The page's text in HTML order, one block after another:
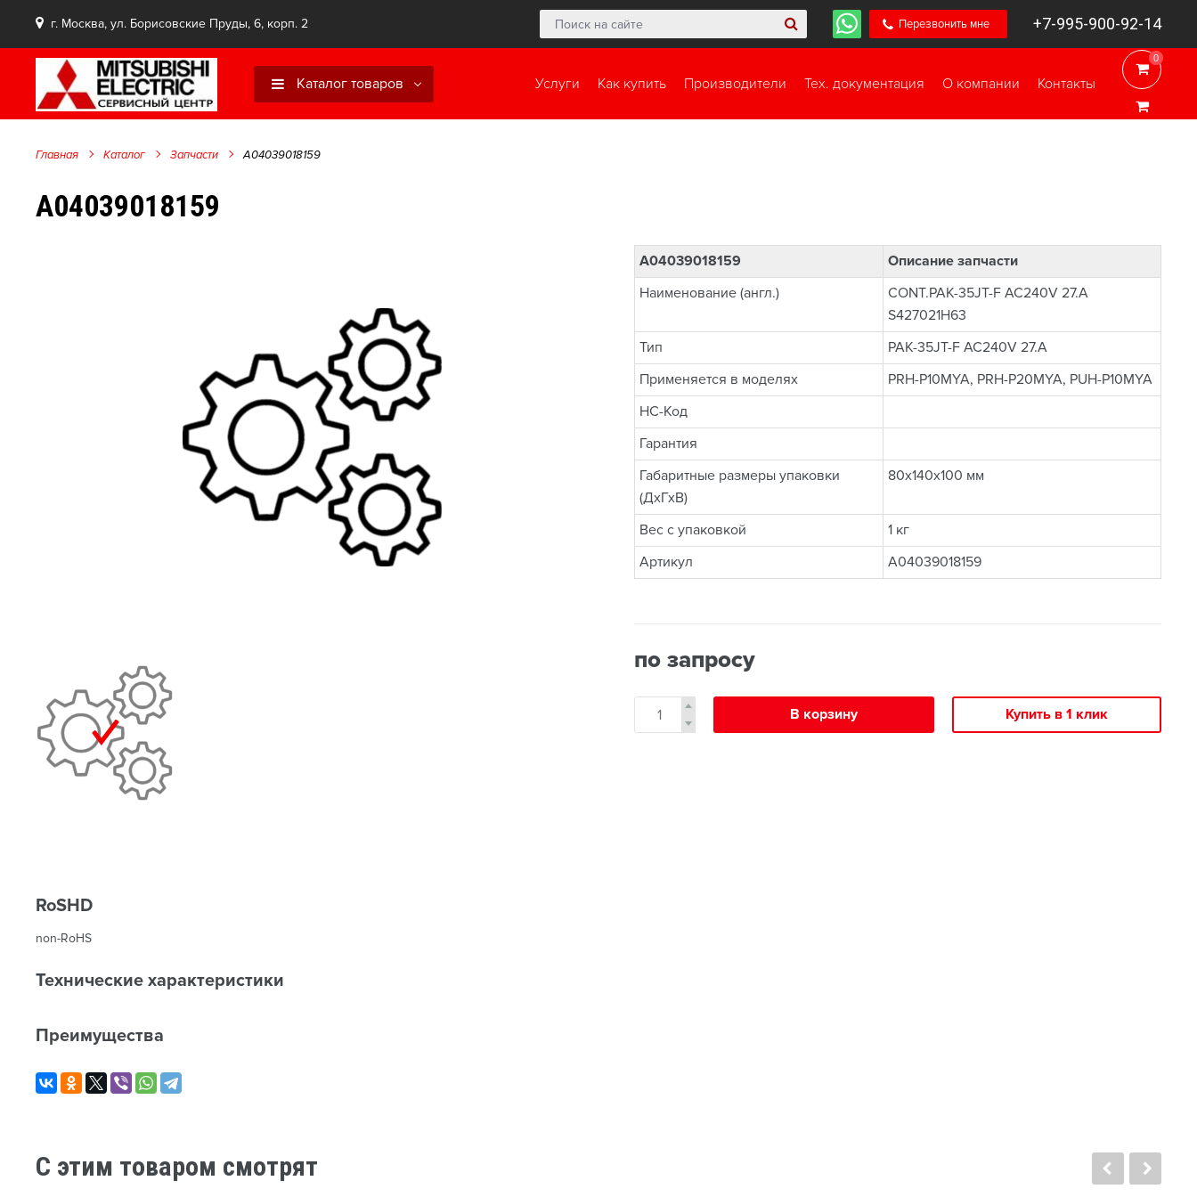
г. Москва, ул. Борисовские Пруды, 6, корп. 2 Перезвонить мне +7-995-900-92-14
0
0
Услуги Как купить Производители Тех. документация О компании Контакты
Каталог товаров
Главная Каталог Запчасти A04039018159
A04039018159
A04039018159
Описание запчасти
Наименование (англ.)
CONT.PAK-35JT-F AC240V 27.A
S427021H63
Тип
PAK-35JT-F AC240V 27.A
Применяется в моделях
PRH-P10MYA, PRH-P20MYA, PUH-P10MYA
НС-Код
Гарантия
Габаритные размеры упаковки
(ДхГхВ)
80x140x100 мм
Вес с упаковкой
1 кг
Артикул
A04039018159
по запросу
В корзину Купить в 1 клик
RoSHD
non-RoHS
Технические характеристики
Преимущества
C этим товаром смотрят